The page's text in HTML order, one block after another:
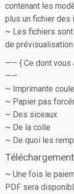
contenant les
plus un fichier des
~ Les fichiers sont
de
—— { Ce dont vous
——
~ Imprimante
~ Papier pas
~ Des siceaux
~ De la colle
~ De quoi les
~ Une fois le
PDF sera